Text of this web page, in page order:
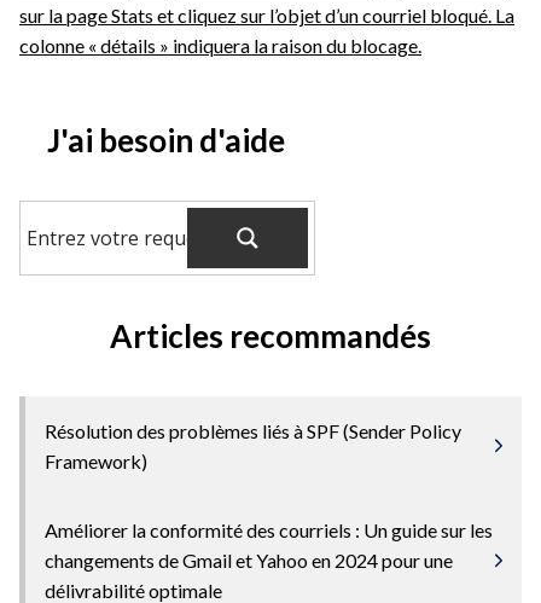
sur la page Stats et cliquez sur l’objet d’un courriel bloqué. La
colonne « détails » indiquera la raison du blocage.
J'ai besoin d'aide
Articles recommandés
Résolution des problèmes liés à SPF (Sender Policy
Framework)
Améliorer la conformité des courriels : Un guide sur les
changements de Gmail et Yahoo en 2024 pour une
délivrabilité optimale